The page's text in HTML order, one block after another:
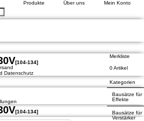
Datenschutz
Produkte Über uns Mein Konto
[104-134]
[104-134]
Merkliste
0 Artikel
Kategorien
Bausätze für
Effekte
Bausätze für
Verstärker